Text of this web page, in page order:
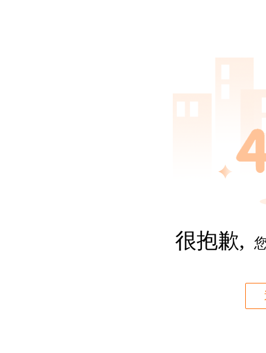
很抱歉,